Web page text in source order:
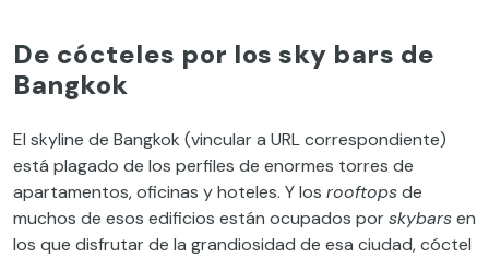
De cócteles por los sky bars de
Bangkok
El skyline de Bangkok (vincular a URL correspondiente)
está plagado de los perfiles de enormes torres de
apartamentos, oficinas y hoteles. Y los rooftopsde
muchos de esos edificios están ocupados porskybarsen
los que disfrutar de la grandiosidad de esa ciudad, cóctel